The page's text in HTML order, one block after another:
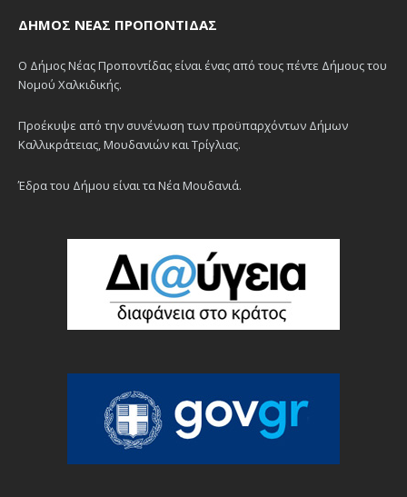
ΔΉΜΟΣ ΝΈΑΣ ΠΡΟΠΟΝΤΊΔΑΣ
Ο Δήμος Νέας Προποντίδας είναι ένας από τους πέντε Δήμους του
Νομού Χαλκιδικής.
Προέκυψε από την συνένωση των προϋπαρχόντων Δήμων
Καλλικράτειας, Μουδανιών και Τρίγλιας.
Έδρα του Δήμου είναι τα Νέα Μουδανιά.